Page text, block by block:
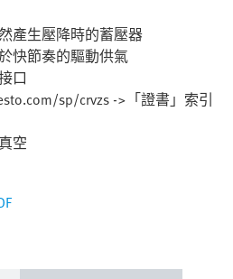
產生壓降時的蓄壓器
快節奏的驅動供氣
口
sp/crvzs ->「證書」索引
空